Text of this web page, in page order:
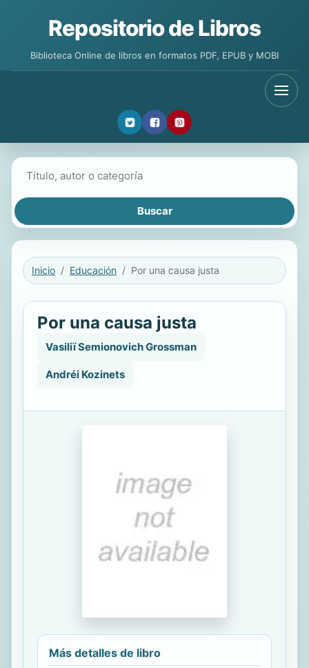
Repositorio de Libros
Biblioteca Online de libros en formatos PDF, EPUB y MOBI
Inicio Educación Por una causa justa
Por una causa justa
Vasiliï Semionovich Grossman
Andréi Kozinets
Más detalles de libro